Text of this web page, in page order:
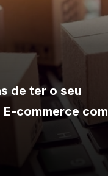
de ter o seu
commerce com